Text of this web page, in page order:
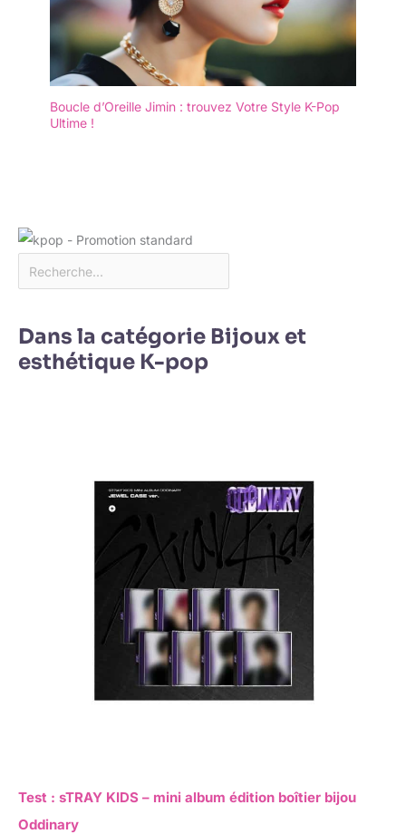
Boucle d’Oreille Jimin : trouvez Votre Style K-Pop
Ultime !
Dans la catégorie Bijoux et
esthétique K-pop
Test : sTRAY KIDS – mini album édition boîtier bijou
Oddinary